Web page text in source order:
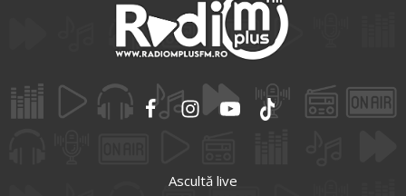
Ascultă live